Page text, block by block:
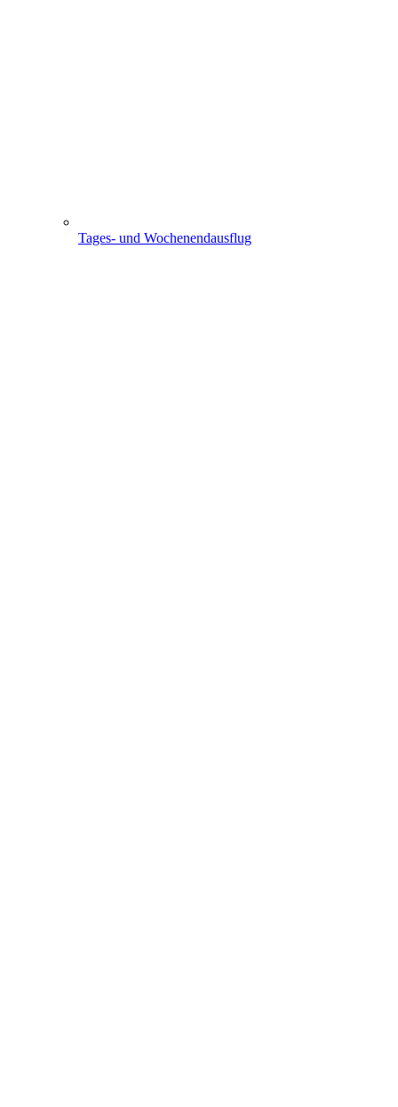
Tages- und Wochenendausflug